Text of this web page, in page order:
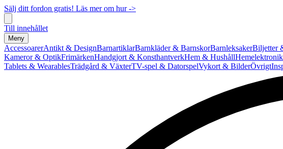
Sälj ditt fordon gratis! Läs mer om hur ->
Till innehållet
Meny
AccessoarerAntikt & DesignBarnartiklarBarnkläder & BarnskorBarnleksakerBiljetter
Kameror & OptikFrimärkenHandgjort & KonsthantverkHem & HushållHemelektronik
Tablets & WearablesTrädgård & VäxterTV-spel & DatorspelVykort & BilderÖvrigt